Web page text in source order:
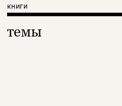
книги
темы